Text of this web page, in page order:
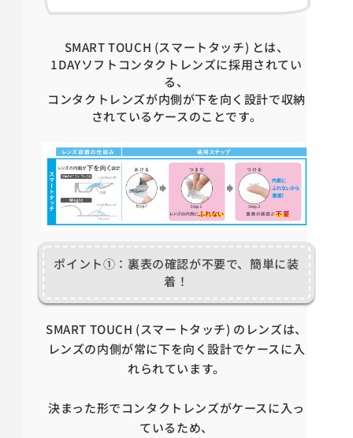
SMART TOUCH (スマートタッチ) とは、
1DAYソフトコンタクトレンズに採用されてい
る、
コンタクトレンズが内側が下を向く設計で収納
されているケースのことです。
ポイント①：裏表の確認が不要で、簡単に装
着！
SMART TOUCH (スマートタッチ) のレンズは、
レンズの内側が常に下を向く設計でケースに入
れられています。
決まった形でコンタクトレンズがケースに入っ
ているため、